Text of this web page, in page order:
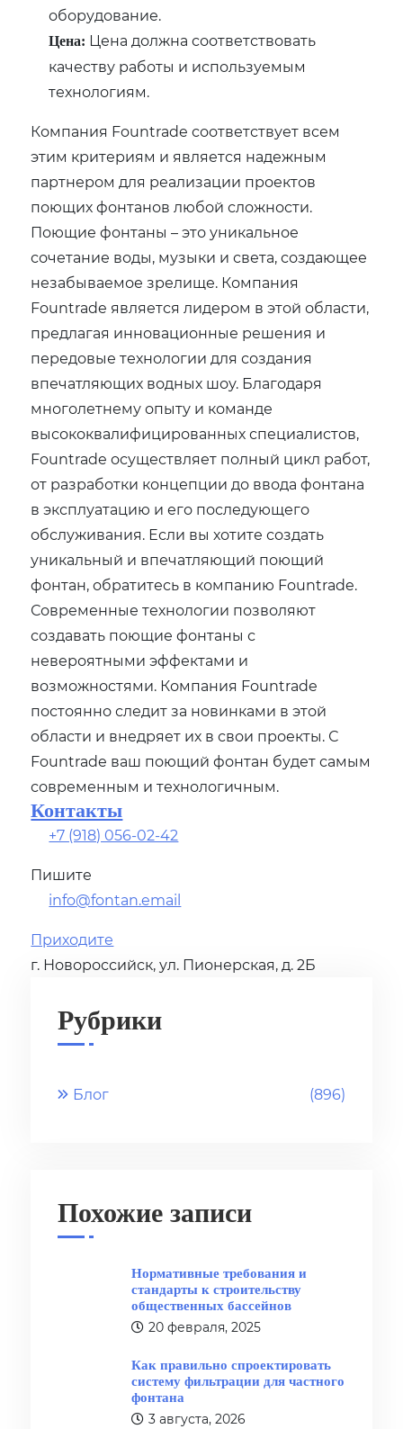
оборудование.
Цена: Цена должна соответствовать
качеству работы и используемым
технологиям.
Компания Fountrade соответствует всем
этим критериям и является надежным
партнером для реализации проектов
поющих фонтанов любой сложности.
Поющие фонтаны – это уникальное
сочетание воды, музыки и света, создающее
незабываемое зрелище. Компания
Fountrade является лидером в этой области,
предлагая инновационные решения и
передовые технологии для создания
впечатляющих водных шоу. Благодаря
многолетнему опыту и команде
высококвалифицированных специалистов,
Fountrade осуществляет полный цикл работ,
от разработки концепции до ввода фонтана
в эксплуатацию и его последующего
обслуживания. Если вы хотите создать
уникальный и впечатляющий поющий
фонтан, обратитесь в компанию Fountrade.
Современные технологии позволяют
создавать поющие фонтаны с
невероятными эффектами и
возможностями. Компания Fountrade
постоянно следит за новинками в этой
области и внедряет их в свои проекты. С
Fountrade ваш поющий фонтан будет самым
современным и технологичным.
Контакты
+7 (918) 056-02-42
Пишите
info@fontan.email
Приходите
г. Новороссийск, ул. Пионерская, д. 2Б
Рубрики
Блог (896)
Похожие записи
Нормативные требования и
стандарты к строительству
общественных бассейнов
20 февраля, 2025
Как правильно спроектировать
систему фильтрации для частного
фонтана
3 августа, 2026